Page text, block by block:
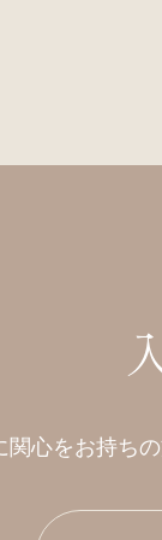
関心をお持ちの